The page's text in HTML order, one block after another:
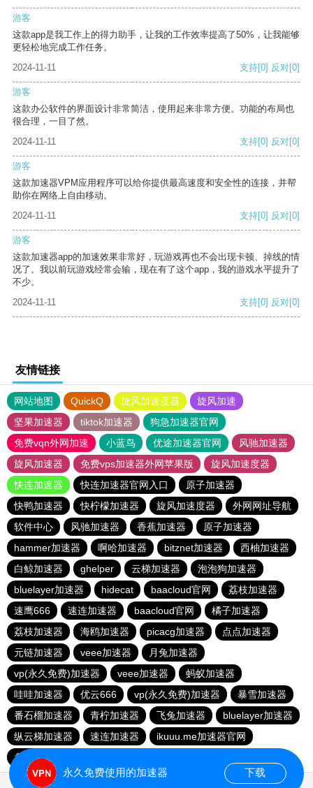
游客
这款app是我工作上的得力助手，让我的工作效率提高了50%，让我能够
更轻松地完成工作任务。
2024-11-11
支持[0] 反对[0]
游客
这款办公软件的界面设计非常简洁，使用起来非常方便。功能的布局也
很合理，一目了然。
2024-11-11
支持[0] 反对[0]
游客
这款加速器VPM应用程序可以给你提供最高速度和安全性的连接，并帮
助你在网络上自由移动。
2024-11-11
支持[0] 反对[0]
游客
这款加速器app的加速效果非常好，玩游戏再也不会出现卡顿、掉线的情
况了。我以前玩游戏经常会输，现在有了这个app，我的游戏水平提升了
不少。
2024-11-11
支持[0] 反对[0]
友情链接
网站地图 QuickQ 旋风加速度器
旋风加速
坚果加速器
tiktok加速器
狗急加速器官网
免费vqn外网加速
小蓝鸟 优途加速器官网
风驰加速器
旋风加速器
免费vps加速器外网苹果版
旋风加速度器
快连加速器
快连加速器官网入口
原子加速器
快鸭加速器
快柠檬加速器 旋风加速度器
外网网址导航
软件中心
风驰加速器 香蕉加速器
原子加速器
hammer加速器
啊哈加速器 bitznet加速器
西柚加速器
白鲸加速器
ghelper 云梯加速器
泡泡狗加速器
bluelayer加速器
hidecat baacloud官网
荔枝加速器
速鹰666
速连加速器 baacloud官网
橘子加速器
荔枝加速器
海鸥加速器 picacg加速器
点点加速器
元链加速器
veee加速器
月兔加速器
vp(永久免费)加速器
veee加速器
蚂蚁加速器
哇哇加速器
优云666 vp(永久免费)加速器
暴雪加速器
番石榴加速器
青柠加速器 飞兔加速器
bluelayer加速器
纵云梯加速器
速连加速器
ikuuu.me加速器官网
盘古加速器
永久免费使用的加速器 下载